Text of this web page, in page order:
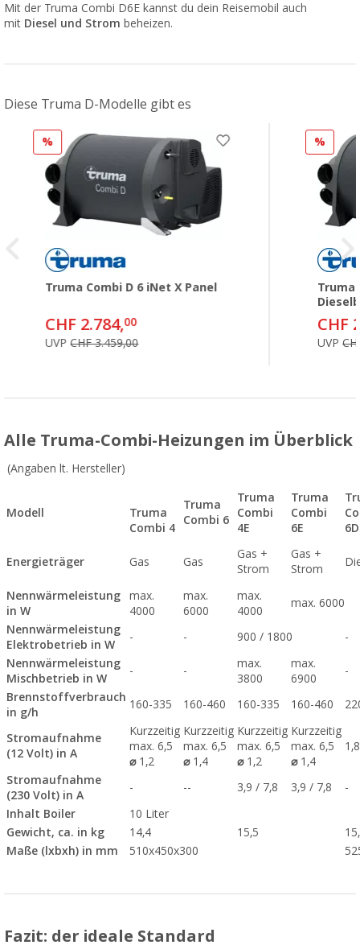
Mit der Truma Combi D6E kannst du dein Reisemobil auch
mit Diesel und Strom beheizen.
Diese Truma D-Modelle gibt es
%
Truma Combi D 6 iNet X Panel
CHF 2.784,00
UVPCHF 3.459,00
%
Truma
CHF
UVP
Alle Truma-Combi-Heizungen im Überblick
(Angaben lt. Hersteller)
Modell
Truma
Combi 4
Truma
Combi 6
Truma
Combi
4E
Truma
Combi
6E
6D
Energieträger Gas Gas
Gas +
Strom
Gas +
Strom
Nennwärmeleistung
in W
max.
4000
max.
6000
max.
4000
max. 6000
Nennwärmeleistung
Elektrobetrieb in W
- - 900 / 1800 -
Nennwärmeleistung
Mischbetrieb in W
- -
max.
3800
max.
6900
-
Brennstoffverbrauch
in g/h
160-335 160-460 160-335 160-460
Stromaufnahme
(12 Volt) in A
Kurzzeitig
max. 6,5
⌀1,2
Kurzzeitig
max. 6,5
⌀1,4
Kurzzeitig
max. 6,5
⌀1,2
Kurzzeitig
max. 6,5
⌀1,4
Stromaufnahme
(230 Volt) in A
- -- 3,9 / 7,8 3,9 / 7,8 -
Inhalt Boiler
10 Liter
Gewicht, ca. in kg
14,4 15,5
Maße (lxbxh) in mm
510x450x300
Fazit: der ideale Standard